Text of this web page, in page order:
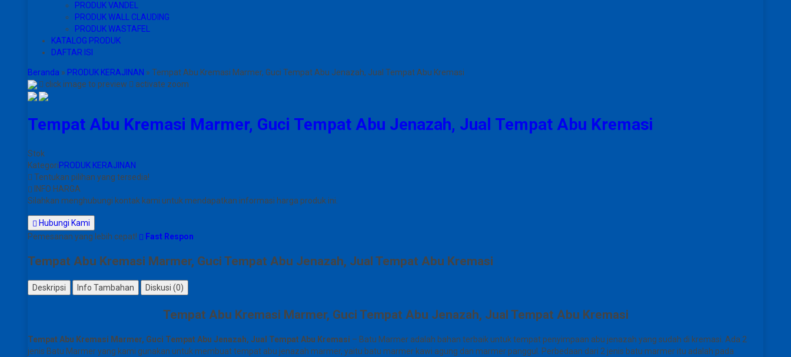
PRODUK VANDEL
PRODUK WALL CLAUDING
PRODUK WASTAFEL
KATALOG PRODUK
DAFTAR ISI
Beranda » PRODUK KERAJINAN » Tempat Abu Kremasi Marmer, Guci Tempat Abu Jenazah, Jual Tempat Abu Kremasi
click image to preview
activate zoom
Tempat Abu Kremasi Marmer, Guci Tempat Abu Jenazah, Jual Tempat Abu Kremasi
Stok
KategoriPRODUK KERAJINAN
Tentukan pilihan yang tersedia!
INFO HARGA
Silahkan menghubungi kontak kami untuk mendapatkan informasi harga produk ini.
Hubungi Kami
Pemesanan yang lebih cepat!
Fast Respon
Tempat Abu Kremasi Marmer, Guci Tempat Abu Jenazah, Jual Tempat Abu Kremasi
Deskripsi Info Tambahan Diskusi (0)
Tempat Abu Kremasi Marmer, Guci Tempat Abu Jenazah, Jual Tempat Abu Kremasi
Tempat Abu Kremasi Marmer, Guci Tempat Abu Jenazah, Jual Tempat Abu Kremasi – Batu Marmer adalah bahan terbaik untuk tempat penyimpaan abu jenazah yang sudah di kremasi. Ada 2
jenis Batu Marmer yang kami gunakan untuk membuat tempat abu jenazah marmer, yaitu batu marmer kawi agung dan marmer panggul. Perbedaan dari 2 jenis batu marmer itu adalah pada